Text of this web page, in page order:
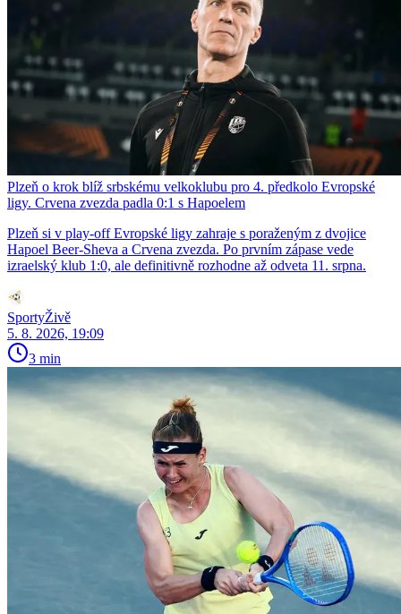
Plzeň o krok blíž srbskému velkoklubu pro 4. předkolo Evropské
ligy. Crvena zvezda padla 0:1 s Hapoelem
Plzeň si v play-off Evropské ligy zahraje s poraženým z dvojice
Hapoel Beer-Sheva a Crvena zvezda. Po prvním zápase vede
izraelský klub 1:0, ale definitivně rozhodne až odveta 11. srpna.
SportyŽivě
5. 8. 2026, 19:09
3 min